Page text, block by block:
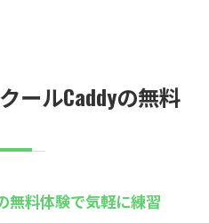
ールCaddyの無料
無料体験で気軽に練習